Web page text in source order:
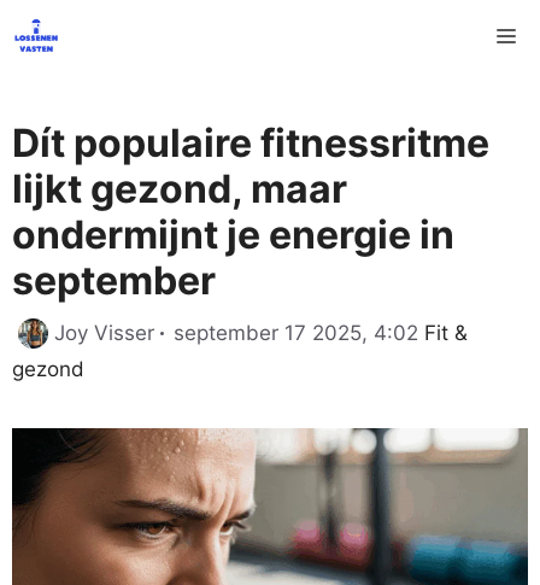
naar
Dít populaire fitnessritme
lijkt gezond, maar
ondermijnt je energie in
september
Joy Visser september 17 2025, 4:02 Categorieën
Fit &
gezond